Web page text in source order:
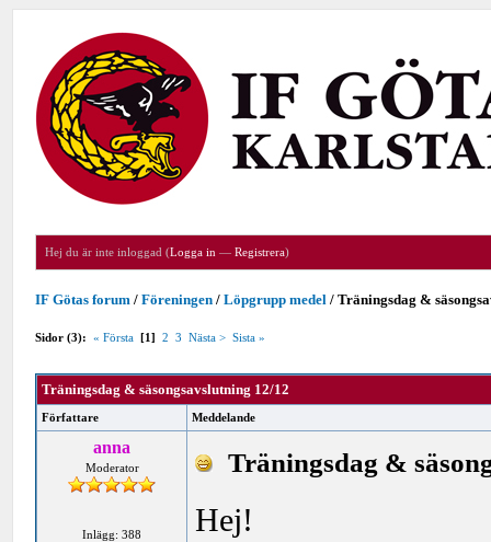
Hej du är inte inloggad (Logga in —Registrera)
IF Götas forum /Föreningen /Löpgrupp medel /Träningsdag &
Sidor (3): « Första [1] 2 3 Nästa > Sista »
Träningsdag & säsongsavslutning 12/12
Författare Meddelande
anna
Moderator
Inlägg: 388
Träningsdag &
Hej!